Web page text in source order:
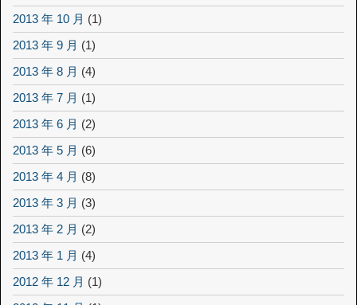
2013 年 10 月 (1)
2013 年 9 月 (1)
2013 年 8 月 (4)
2013 年 7 月 (1)
2013 年 6 月 (2)
2013 年 5 月 (6)
2013 年 4 月 (8)
2013 年 3 月 (3)
2013 年 2 月 (2)
2013 年 1 月 (4)
2012 年 12 月 (1)